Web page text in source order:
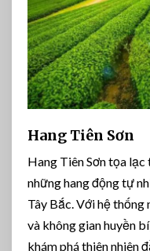
Hang Tiên Sơn
Hang Tiên Sơn tọa
những hang động tự
Tây Bắc. Với hệ thống
và không gian huyền
khám phá thiên nhiên